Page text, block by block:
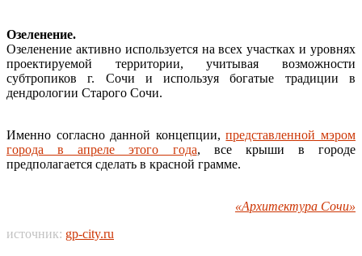
Озеленение.
Озеленение активно используется на всех участках и уровнях
проектируемой территории, учитывая возможности
субтропиков г. Сочи и используя богатые традиции в
дендрологии Старого Сочи.
Именно согласно данной концепции,представленной мэром
города в апреле этого года, все крыши в городе
предполагается сделать в красной грамме.
«Архитектура Сочи»
источник: gp-city.ru